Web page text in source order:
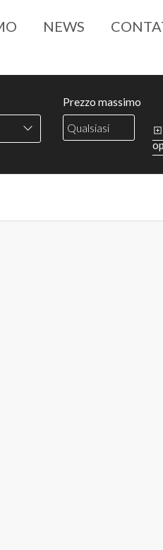
NEWS
Prezzo massimo